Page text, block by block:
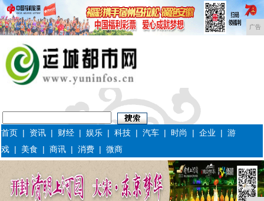
广告
首页 | 资讯 | 财经 |娱乐 |科技 |汽车 | 时尚 |企业 |游
戏 | 美食 |商讯 |消费 |微商